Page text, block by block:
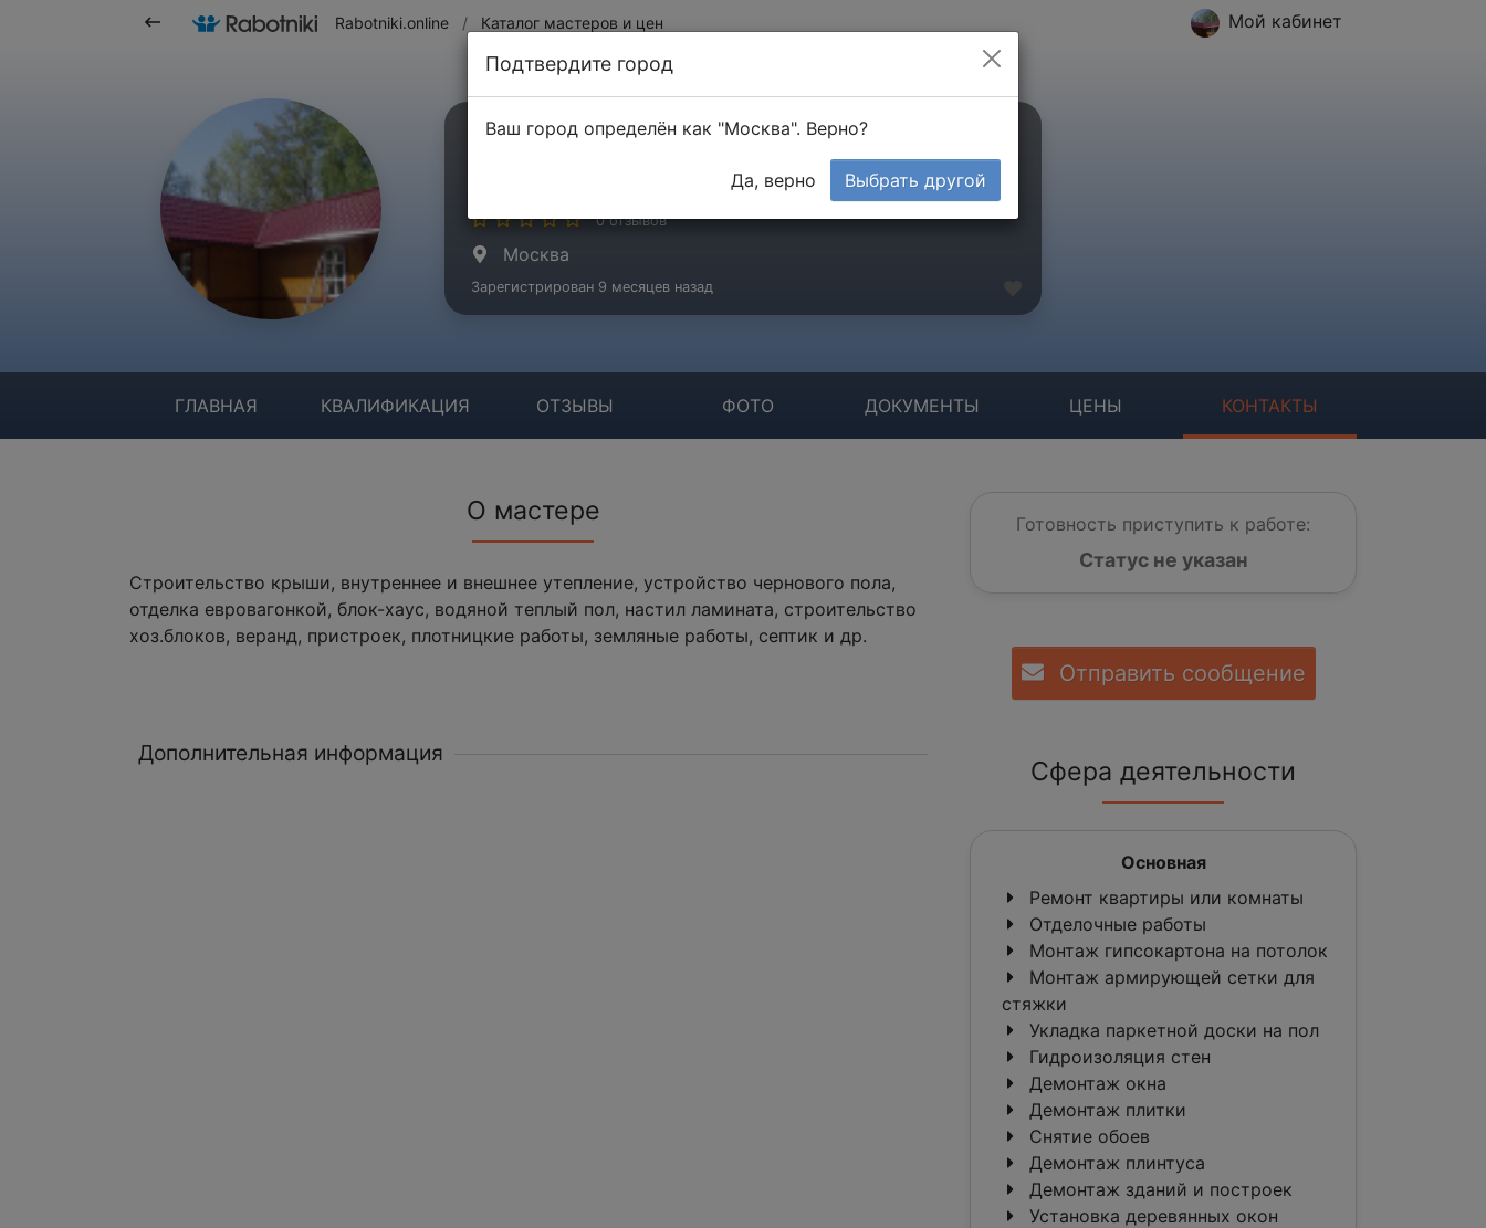
Rabotniki.online / Каталог мастеров и цен Мой кабинет
Пранцузов Дмитрий
0 отзывов
Москва
Зарегистрирован 9 месяцев назад
ГЛАВНАЯ КВАЛИФИКАЦИЯ ОТЗЫВЫ ФОТО ДОКУМЕНТЫ ЦЕНЫ КОНТАКТЫ
О мастере
Строительство крыши, внутреннее и внешнее утепление, устройство чернового пола,
отделка евровагонкой, блок-хаус, водяной теплый пол, настил ламината, строительство
хоз.блоков, веранд, пристроек, плотницкие работы, земляные работы, септик и др.
Дополнительная информация
Готовность приступить к работе:
Статус не указан
Отправить сообщение
Сфера деятельности
Основная
Ремонт квартиры или комнаты
Отделочные работы
Монтаж гипсокартона на потолок
Монтаж армирующей сетки для
стяжки
Укладка паркетной доски на пол
Гидроизоляция стен
Демонтаж окна
Демонтаж плитки
Снятие обоев
Демонтаж плинтуса
Демонтаж зданий и построек
Установка деревянных окон
Подтвердите город
Ваш город определён как "Москва". Верно?
Да, верно Выбрать другой